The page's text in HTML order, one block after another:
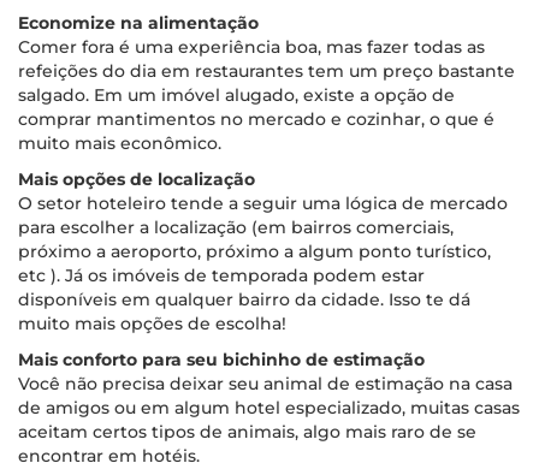
Economize na alimentação
Comer fora é uma experiência boa, mas fazer todas as
refeições do dia em restaurantes tem um preço bastante
salgado. Em um imóvel alugado, existe a opção de
comprar mantimentos no mercado e cozinhar, o que é
muito mais econômico.
Mais opções de localização
O setor hoteleiro tende a seguir uma lógica de mercado
para escolher a localização (em bairros comerciais,
próximo a aeroporto, próximo a algum ponto turístico,
etc ). Já os imóveis de temporada podem estar
disponíveis em qualquer bairro da cidade. Isso te dá
muito mais opções de escolha!
Mais conforto para seu bichinho de estimação
Você não precisa deixar seu animal de estimação na casa
de amigos ou em algum hotel especializado, muitas casas
aceitam certos tipos de animais, algo mais raro de se
encontrar em hotéis.